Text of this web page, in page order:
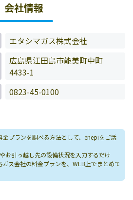
会社情報
エタシマガス株式会社
広島県江田島市能美町中町
4433-1
0823-45-0100
プランを調べる方法として、enepiをご活
お引っ越し先の設備状況を入力するだけ
ス会社の料金プランを、WEB上でまとめて